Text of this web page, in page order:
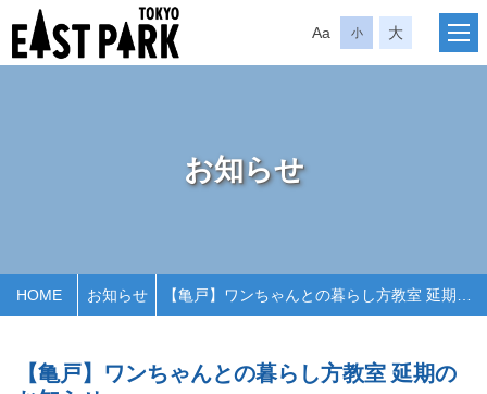
Aa 小 大
お知らせ
HOME お知らせ
【亀戸】ワンちゃんとの暮らし方教室 延期の